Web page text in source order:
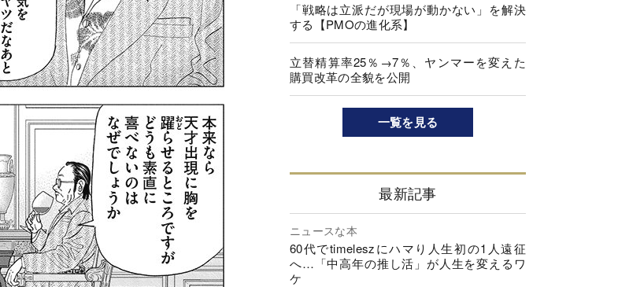
「戦略は立派だが現場が動かない」を解決
する【PMOの進化系】
立替精算率25％→7％、ヤンマーを変えた
購買改革の全貌を公開
一覧を見る
最新記事
ニュースな本
60代でtimeleszにハマり人生初の1人遠征
へ…「中高年の推し活」が人生を変えるワ
ケ